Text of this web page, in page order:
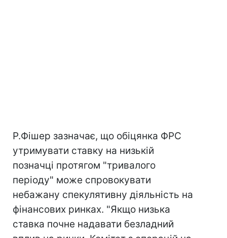
Р.Фішер зазначає, що обіцянка ФРС
утримувати ставку на низькій
позначці протягом "тривалого
періоду" може спровокувати
небажану спекулятивну діяльність на
фінансових ринках. "Якщо низька
ставка почне надавати безладний